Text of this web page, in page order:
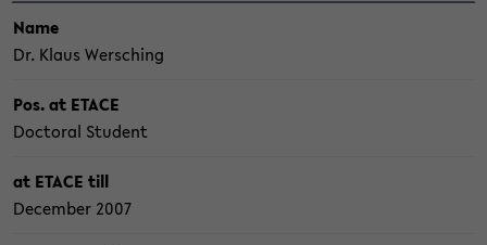
Name
Dr. Klaus Wer­sching
Pos. at ETACE
Doc­to­ral Stu­dent
at ETACE till
De­cem­ber 2007